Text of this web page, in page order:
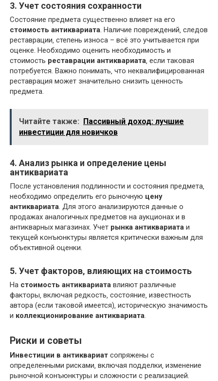
3. Учет состояния сохранности
Состояние предмета существенно влияет на его
стоимость антиквариата. Наличие повреждений‚ следов
реставрации‚ степень износа – всё это учитывается при
оценке. Необходимо оценить необходимость и
стоимость реставрации антиквариата‚ если таковая
потребуется. Важно понимать‚ что неквалифицированная
реставрация может значительно снизить ценность
предмета.
Читайте также:
Пассивный доход: лучшие
инвестиции для новичков
4. Анализ рынка и определение цены
антиквариата
После установления подлинности и состояния предмета‚
необходимо определить его рыночную цену
антиквариата. Для этого анализируются данные о
продажах аналогичных предметов на аукционах и в
антикварных магазинах. Учет рынка антиквариата и
текущей конъюнктуры является критически важным для
объективной оценки.
5. Учет факторов‚ влияющих на стоимость
На стоимость антиквариата влияют различные
факторы‚ включая редкость‚ состояние‚ известность
автора (если таковой имеется)‚ историческую значимость
и коллекционирование антиквариата.
Риски и советы
Инвестиции в антиквариат сопряжены с
определенными рисками‚ включая подделки‚ изменение
рыночной конъюнктуры и сложности с реализацией.